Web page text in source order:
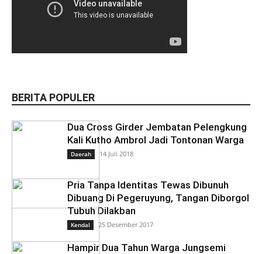
BERITA POPULER
Dua Cross Girder Jembatan Pelengkung
Kali Kutho Ambrol Jadi Tontonan Warga
Daerah 14 Juli 2018
Pria Tanpa Identitas Tewas Dibunuh
Dibuang Di Pegeruyung, Tangan Diborgol
Tubuh Dilakban
Kendal 25 Desember 2017
Hampir Dua Tahun Warga Jungsemi